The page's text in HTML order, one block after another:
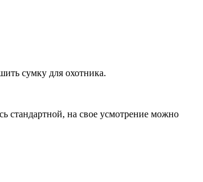
сумку для охотника.
стандартной, на свое усмотрение можно